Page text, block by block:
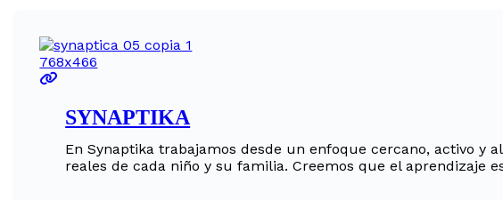
SYNAPTIKA
En Synaptika trabajamos desde un enfoque cercano, activo y
reales de cada niño y su familia. Creemos que el aprendizaje